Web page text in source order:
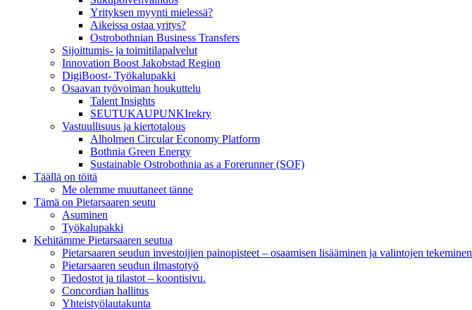
Yrityksen myynti mielessä?
Aikeissa ostaa yritys?
Ostrobothnian Business Transfers
Sijoittumis- ja toimitilapalvelut
Innovation Boost Jakobstad Region
DigiBoost- Työkalupakki
Osaavan työvoiman houkuttelu
Talent Insights
SEUTUKAUPUNKIrekry
Vastuullisuus ja kiertotalous
Alholmen Circular Economy Platform
Bothnia Green Energy
Sustainable Ostrobothnia as a Forerunner (SOF)
Täällä on töitä
Me olemme muuttaneet tänne
Tämä on Pietarsaaren seutu
Asuminen
Työkalupakki
Kehitämme Pietarsaaren seutua
Pietarsaaren seudun investoijien painopisteet – osaamisen lisääminen ja valintojen tekeminen
Pietarsaaren seudun ilmastotyö
Tiedostot ja tilastot – koontisivu.
Concordian hallitus
Yhteistyölautakunta